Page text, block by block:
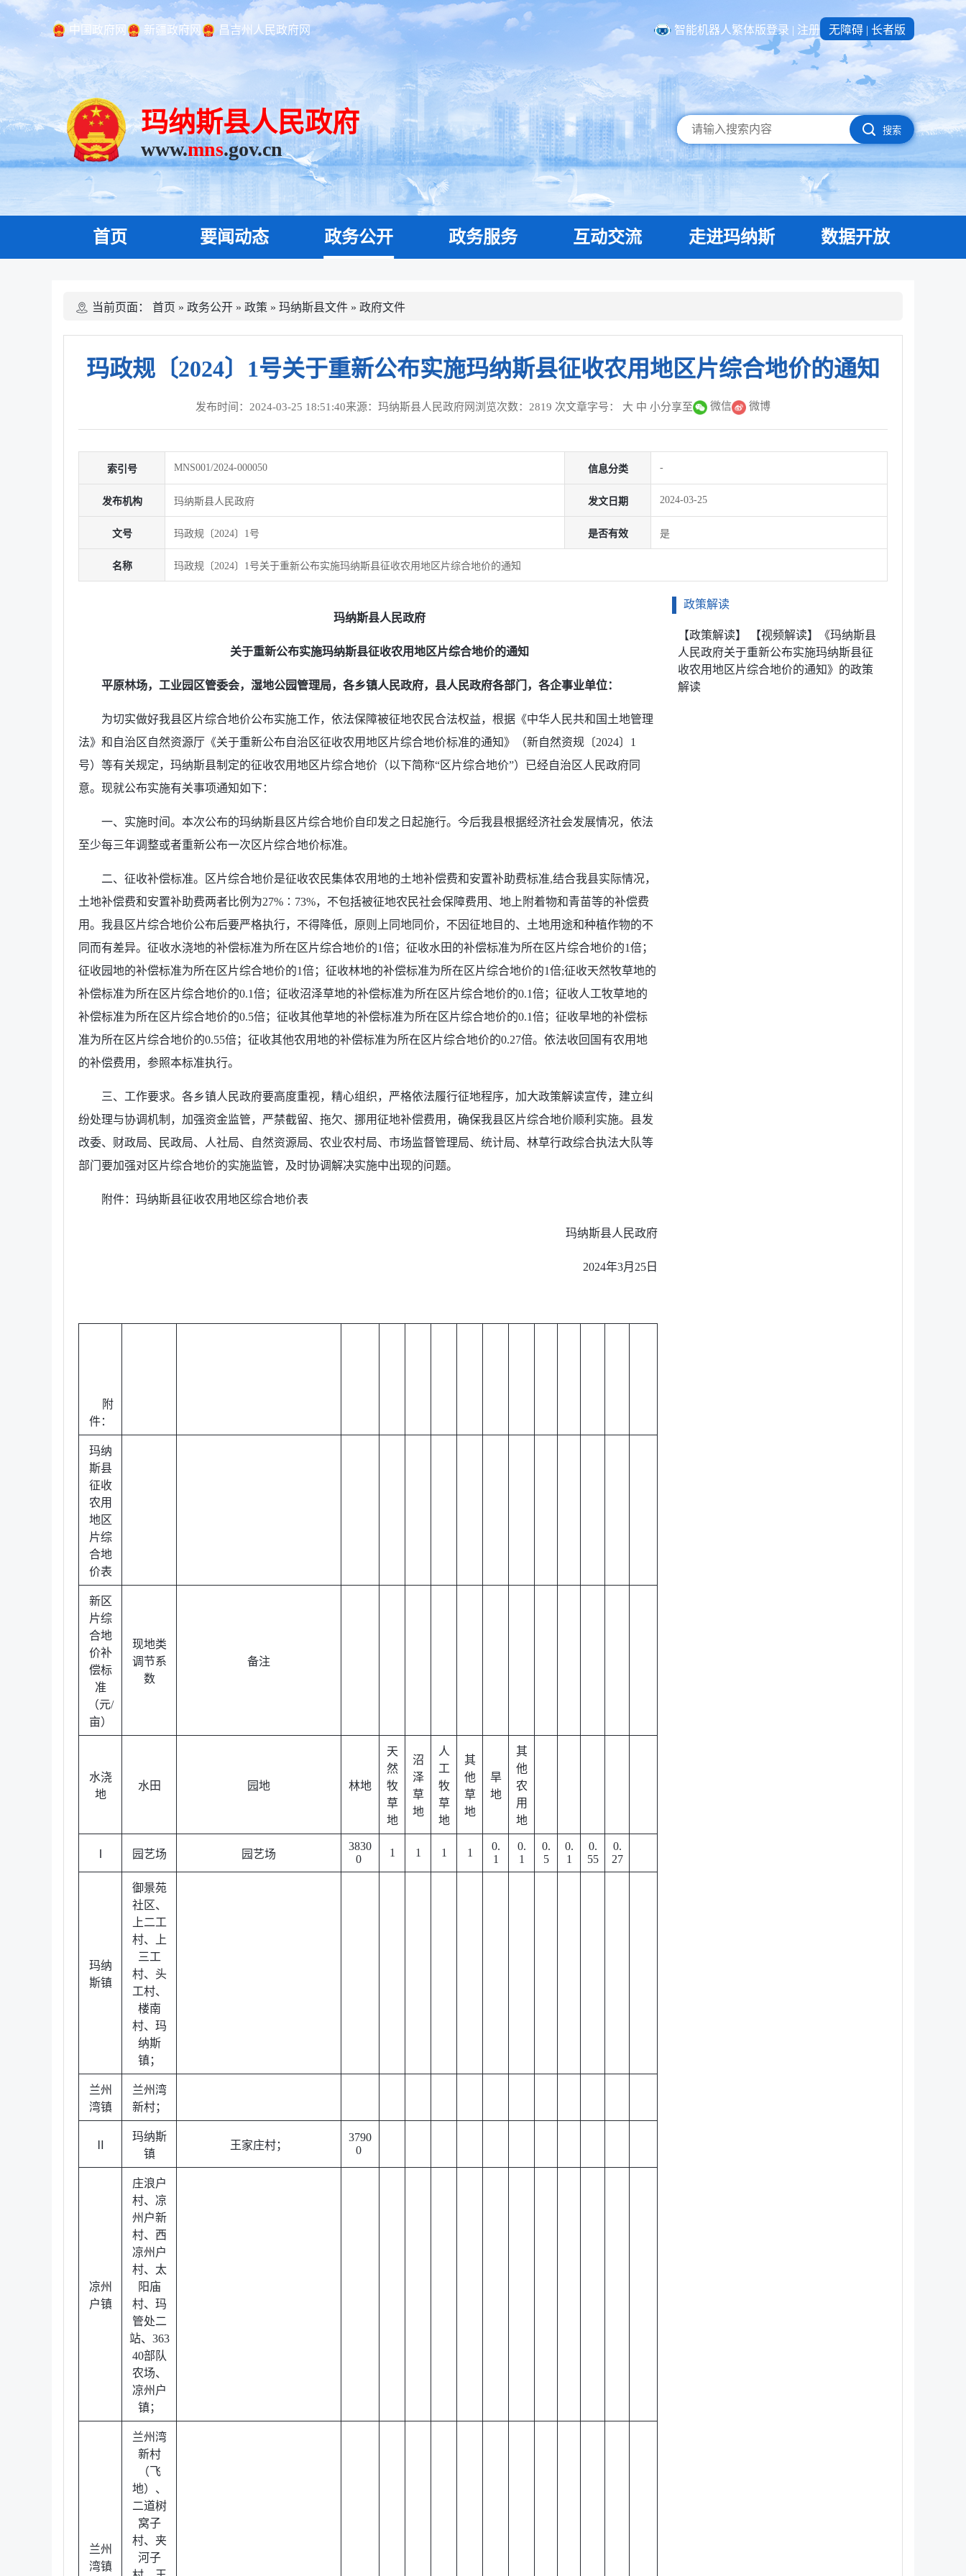
中国政府网 新疆政府网 昌吉州人民政府网 智能机器人繁体版登录 | 注册 无障碍 | 长者版
玛纳斯县人民政府
www.mns.gov.cn
搜索
首页 要闻动态 政务公开 政务服务 互动交流 走进玛纳斯 数据开放
当前页面： 首页 » 政务公开 » 政策 » 玛纳斯县文件 » 政府文件
玛政规〔2024〕1号关于重新公布实施玛纳斯县征收农用地区片综合地价的通知
发布时间：2024-03-25 18:51:40来源：玛纳斯县人民政府网 浏览次数： 2819 次文章字号： 大 中 小分享至 微信 微博
索引号 MNS001/2024-000050 信息分类 -
发布机构 玛纳斯县人民政府 发文日期 2024-03-25
文号 玛政规〔2024〕1号 是否有效 是
名称 玛政规〔2024〕1号关于重新公布实施玛纳斯县征收农用地区片综合地价的通知
玛纳斯县人民政府
关于重新公布实施玛纳斯县征收农用地区片综合地价的通知
平原林场，工业园区管委会，湿地公园管理局，各乡镇人民政府，县人民政府各部门，各企事业单位：
为切实做好我县区片综合地价公布实施工作，依法保障被征地农民合法权益，根据《中华人民共和国土地管理
法》和自治区自然资源厅《关于重新公布自治区征收农用地区片综合地价标准的通知》（新自然资规〔2024〕1
号）等有关规定，玛纳斯县制定的征收农用地区片综合地价（以下简称“区片综合地价”）已经自治区人民政府同
意。现就公布实施有关事项通知如下：
一、实施时间。本次公布的玛纳斯县区片综合地价自印发之日起施行。今后我县根据经济社会发展情况，依法
至少每三年调整或者重新公布一次区片综合地价标准。
二、征收补偿标准。区片综合地价是征收农民集体农用地的土地补偿费和安置补助费标准,结合我县实际情况，
土地补偿费和安置补助费两者比例为27%∶73%，不包括被征地农民社会保障费用、地上附着物和青苗等的补偿费
用。我县区片综合地价公布后要严格执行，不得降低，原则上同地同价，不因征地目的、土地用途和种植作物的不
同而有差异。征收水浇地的补偿标准为所在区片综合地价的1倍；征收水田的补偿标准为所在区片综合地价的1倍；
征收园地的补偿标准为所在区片综合地价的1倍；征收林地的补偿标准为所在区片综合地价的1倍;征收天然牧草地的
补偿标准为所在区片综合地价的0.1倍；征收沼泽草地的补偿标准为所在区片综合地价的0.1倍；征收人工牧草地的
补偿标准为所在区片综合地价的0.5倍；征收其他草地的补偿标准为所在区片综合地价的0.1倍；征收旱地的补偿标
准为所在区片综合地价的0.55倍；征收其他农用地的补偿标准为所在区片综合地价的0.27倍。依法收回国有农用地
的补偿费用，参照本标准执行。
三、工作要求。各乡镇人民政府要高度重视，精心组织，严格依法履行征地程序，加大政策解读宣传，建立纠
纷处理与协调机制，加强资金监管，严禁截留、拖欠、挪用征地补偿费用，确保我县区片综合地价顺利实施。县发
改委、财政局、民政局、人社局、自然资源局、农业农村局、市场监督管理局、统计局、林草行政综合执法大队等
部门要加强对区片综合地价的实施监管，及时协调解决实施中出现的问题。
附件：玛纳斯县征收农用地区综合地价表
玛纳斯县人民政府
2024年3月25日
附
件：
玛纳
斯县
征收
农用
地区
片综
合地
价表
新区
片综
合地
价补
偿标
准
（元/
亩）
现地类
调节系
数
备注
水浇
地
水田 园地 林地
天
然
牧
草
地
沼
泽
草
地
人
工
牧
草
地
其
他
草
地
旱
地
其
他
农
用
地
园艺场 园艺场
3830
0
1 1 1 1
0.
1
0.
1
0.
5
0.
1
0.
55
0.
27
玛纳
斯镇
御景苑
社区、
上二工
村、上
三工
村、头
工村、
楼南
村、玛
纳斯
镇；
兰州
湾镇
兰州湾
新村；
玛纳斯
镇
王家庄村；
3790
0
凉州
户镇
庄浪户
村、凉
州户新
村、西
凉州户
村、太
阳庙
村、玛
管处二
站、363
40部队
农场、
凉州户
镇；
兰州
湾镇
兰州湾
新村
（飞
地）、
二道树
窝子
村、夹
河子
政策解读
【政策解读】 【视频解读】《玛纳斯县
人民政府关于重新公布实施玛纳斯县征
收农用地区片综合地价的通知》的政策
解读